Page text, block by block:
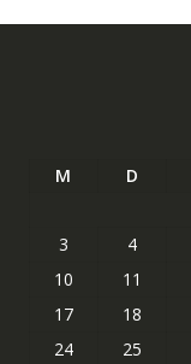
M D
3
4
10
11
17
18
24
25